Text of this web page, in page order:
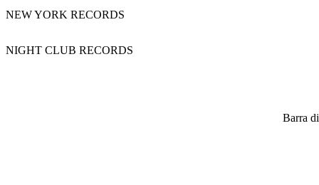
NEW YORK RECORDS
NIGHT CLUB RECORDS
Barra